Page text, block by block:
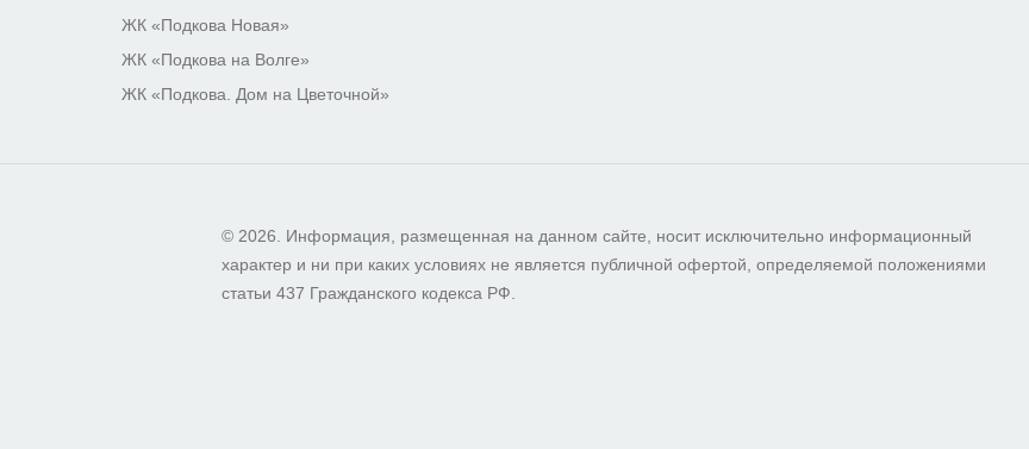
ЖК «Подкова Новая»
ЖК «Подкова на Волге»
ЖК «Подкова. Дом на Цветочной»
© 2026. Информация, размещенная на данном сайте, носит исключительно информационный
характер и ни при каких условиях не является публичной офертой, определяемой положениями
статьи 437 Гражданского кодекса РФ.